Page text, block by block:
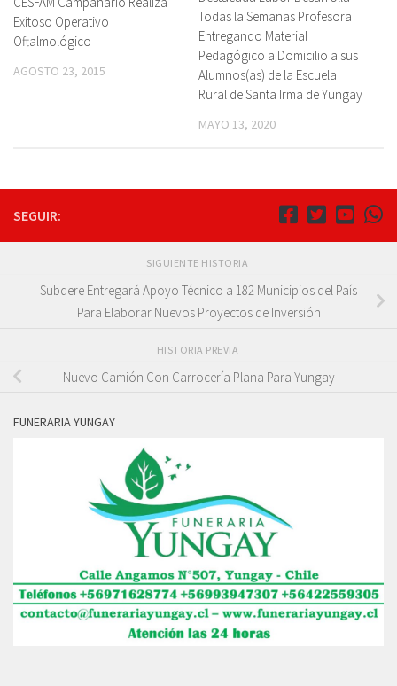
Exitoso Operativo
Oftalmológico
AGOSTO 23, 2015
Todas la Semanas Profesora
Entregando Material
Pedagógico a Domicilio a sus
Alumnos(as) de la Escuela
Rural de Santa Irma de Yungay
MAYO 13, 2020
SEGUIR:
SIGUIENTE HISTORIA
Subdere Entregará Apoyo Técnico a 182 Municipios del País
Para Elaborar Nuevos Proyectos de Inversión
HISTORIA PREVIA
Nuevo Camión Con Carrocería Plana Para Yungay
FUNERARIA YUNGAY